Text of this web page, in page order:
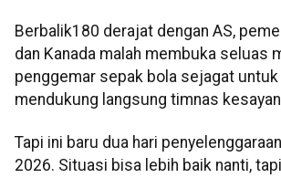
Berbalik180 derajat dengan AS,
dan Kanada malah membuka seluas
penggemar sepak bola sejagat untuk
mendukung langsung timnas
Tapi ini baru dua hari
2026. Situasi bisa lebih baik nanti,